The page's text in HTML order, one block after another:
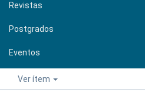
Revistas
Postgrados
Eventos
Ver ítem